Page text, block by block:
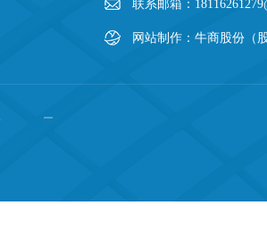
联系邮箱：
网站制作： 牛商股份（